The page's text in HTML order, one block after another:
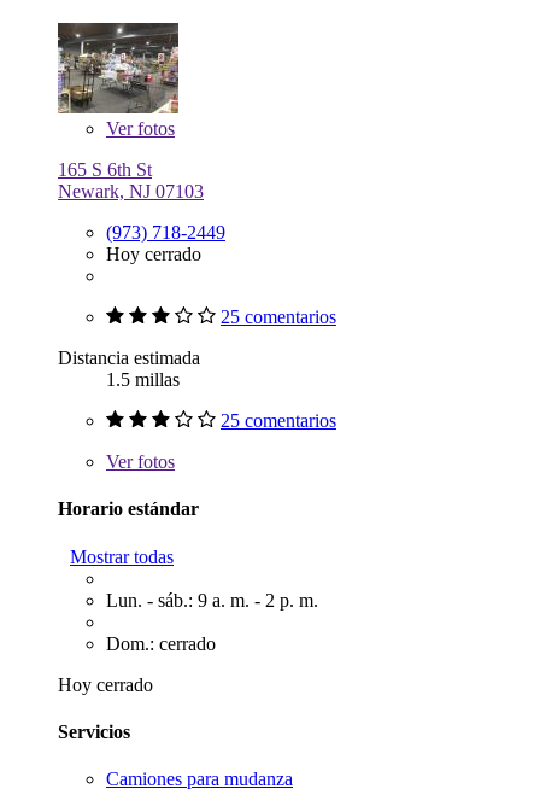
Verfotos
165 S 6th St
Newark, NJ 07103
(973) 718-2449
Hoy cerrado
25 comentarios
Distancia estimada
1.5 millas
25 comentarios
Verfotos
Horario estándar
Mostrar todas
Lun. - sáb.: 9 a. m. - 2 p. m.
Dom.: cerrado
Hoy cerrado
Servicios
Camiones para mudanza